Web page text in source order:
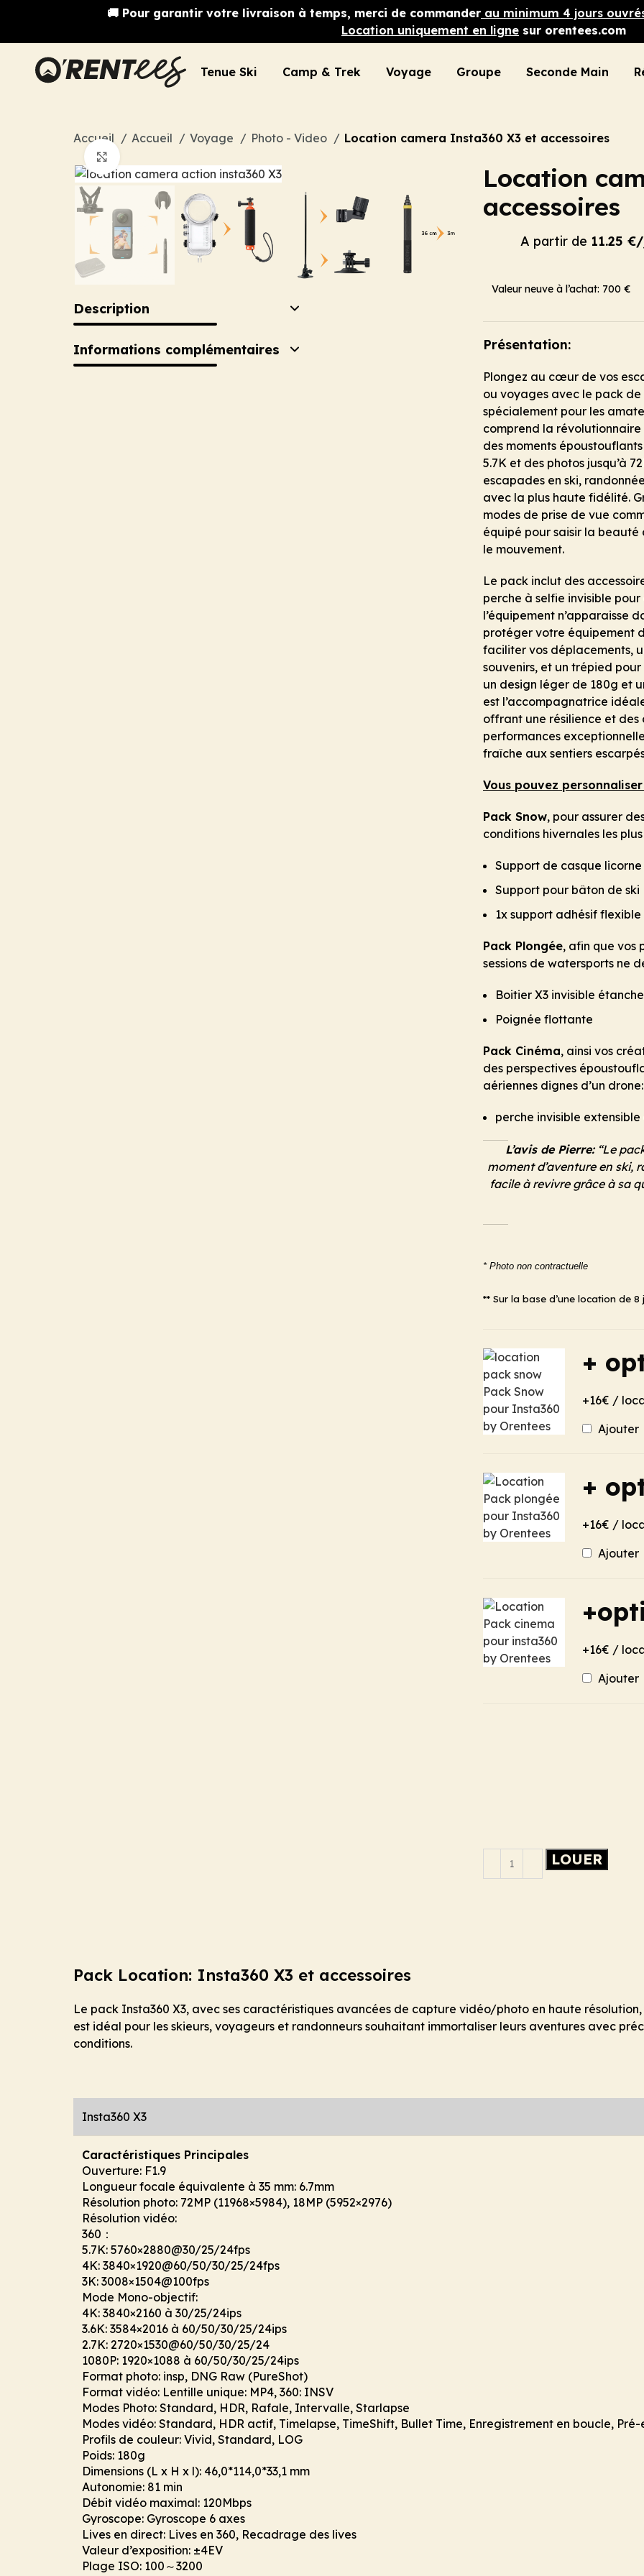
🚚 Pour garantir votre livraison à temps, merci de commander au minimum 4 jours
Location uniquement en ligne sur orentees.com
Tenue Ski Camp & Trek Voyage Groupe Seconde Main
Accueil Accueil Voyage Photo - Video Location camera Insta360 X3 et accessoires
Description
Informations complémentaires
Location
accessoires
A partir de 11.25
Valeur neuve à l’achat: 700 €
Présentation:
Plongez au cœur de vos
ou voyages avec le pack
spécialement pour les
comprend la
des moments
5.7K et des photos jusqu’à
escapades en ski,
avec la plus haute fidélité.
modes de prise de vue
équipé pour saisir la
le mouvement.
Le pack inclut des
perche à selfie invisible
l’équipement n’apparaisse
protéger votre équipement
faciliter vos déplacements,
souvenirs, et un trépied
un design léger de 180g et
est l’accompagnatrice
offrant une résilience et
performances
fraîche aux sentiers
Vous pouvez
Pack Snow, pour assurer
conditions hivernales les
Support de casque licorne
Support pour bâton de ski
1x support adhésif flexible
Pack Plongée, afin que vos
sessions de watersports ne
Boitier X3 invisible étanche
Poignée flottante
Pack Cinéma, ainsi vos
des perspectives
aériennes dignes d’un drone:
perche invisible extensible
L’avis de Pierre:“Le
moment d’aventure en ski,
facile à revivre grâce à sa
* Photo non contractuelle
** Sur la base d’une location de 8
+
+16€ /
Ajouter
+
+16€ /
Ajouter
+16€ /
Ajouter
LOUER
Pack Location: Insta360 X3 et accessoires
Le pack Insta360 X3, avec ses caractéristiques avancées de capture vidéo/photo en haute
est idéal pour les skieurs, voyageurs et randonneurs souhaitant immortaliser leurs aventures avec
conditions.
Insta360 X3
Caractéristiques Principales
Ouverture: F1.9
Longueur focale équivalente à 35 mm: 6.7mm
Résolution photo: 72MP (11968×5984), 18MP (5952×2976)
Résolution vidéo:
360：
5.7K: 5760×2880@30/25/24fps
4K: 3840×1920@60/50/30/25/24fps
3K: 3008×1504@100fps
Mode Mono-objectif:
4K: 3840×2160 à 30/25/24ips
3.6K: 3584×2016 à 60/50/30/25/24ips
2.7K: 2720×1530@60/50/30/25/24
1080P: 1920×1088 à 60/50/30/25/24ips
Format photo: insp, DNG Raw (PureShot)
Format vidéo: Lentille unique: MP4, 360: INSV
Modes Photo: Standard, HDR, Rafale, Intervalle, Starlapse
Modes vidéo: Standard, HDR actif, Timelapse, TimeShift, Bullet Time, Enregistrement en boucle,
Profils de couleur: Vivid, Standard, LOG
Poids: 180g
Dimensions (L x H x l): 46,0*114,0*33,1 mm
Autonomie: 81 min
Débit vidéo maximal: 120Mbps
Gyroscope: Gyroscope 6 axes
Lives en direct: Lives en 360, Recadrage des lives
Valeur d’exposition: ±4EV
Plage ISO: 100～3200